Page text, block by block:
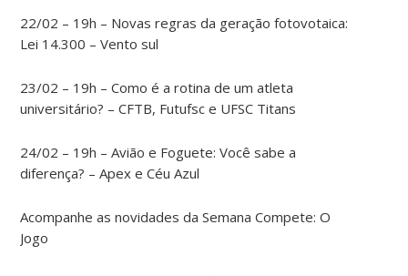
22/02 – 19h – Novas regras da geração fotovotaica:
Lei 14.300 – Vento sul
23/02 – 19h – Como é a rotina de um atleta
universitário? – CFTB, Futufsc e UFSC Titans
24/02 – 19h – Avião e Foguete: Você sabe a
diferença? – Apex e Céu Azul
Acompanhe as novidades da Semana Compete: O
Jogo